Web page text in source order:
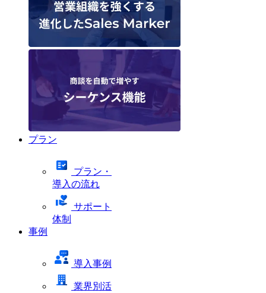
プラン
プラン・
導入の流れ
サポート
体制
事例
導入事例
業界別活